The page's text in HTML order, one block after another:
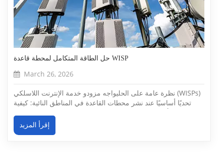
حل الطاقة المتكامل لمحطة قاعدة WISP
March 26, 2026
نظرة عامة على الحليواجه مزودو خدمة الإنترنت اللاسلكي (WISPs)
تحديًا أساسيًا عند نشر محطات القاعدة في المناطق النائية: كيفية
محطة القاعدة البعيدة النموذجية ما يلي:• أجهزة راديو للربط بالشبكة
إقرأ المزيد